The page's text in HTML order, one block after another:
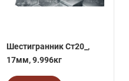
Шестигранник Ст20_,
17мм, 9.996кг